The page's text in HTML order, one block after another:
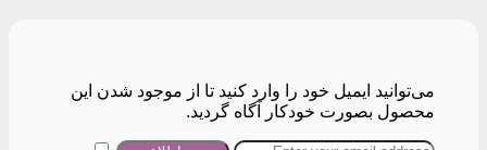
می‌توانید ایمیل خود را وارد کنید تا از موجود شدن این
محصول بصورت خودکار آگاه گردید.